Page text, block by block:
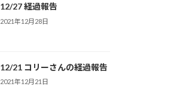
12/27 経過報告
2021年12月28日
12/21 コリーさんの経過報告
2021年12月21日